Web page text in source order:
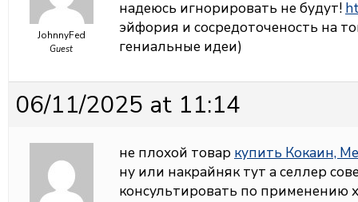
JohnnyFed
Guest
надеюсь игнорировать не будут!
эйфория и сосредоточеность на
гениальные идеи)
06/11/2025 at 11:14
не плохой товар купить Кокаин,
ну или накрайняк тут а селлер
консультировать по применению